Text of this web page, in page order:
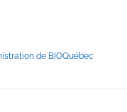
de BIOQuébec